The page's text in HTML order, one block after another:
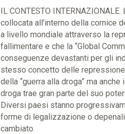
IL CONTESTO
collocata all’interno della cornice
a livello mondiale attraverso la
fallimentare e che la “Global
conseguenze devastanti per gli
stesso concetto delle
della “guerra alla droga” ma
droga trae gran parte del suo
Diversi paesi stanno
forme di legalizzazione o
cambiato.